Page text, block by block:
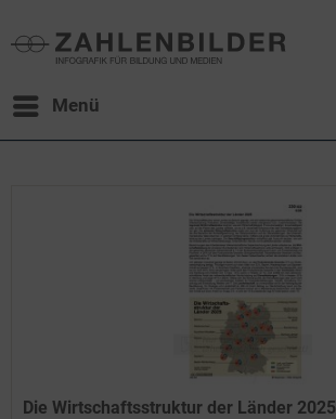
Menü
Die Wirtschaftsstruktur der Länder 2025